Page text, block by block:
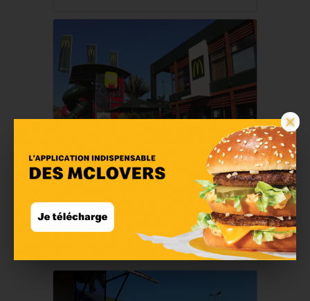
×
McDonald's Le Port